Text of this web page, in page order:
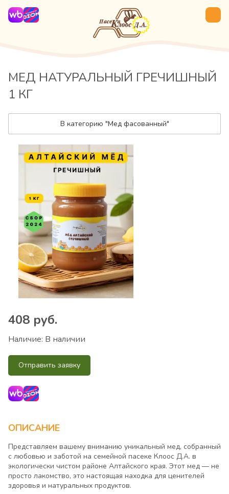
МЕД НАТУРАЛЬНЫЙ ГРЕЧИШНЫЙ
1 КГ
В категорию "Мед фасованный"
408 руб.
Наличие: В наличии
Отправить заявку
ОПИСАНИЕ
Представляем вашему вниманию уникальный мед, собранный
с любовью и заботой на семейной пасеке Клоос Д.А. в
экологически чистом районе Алтайского края. Этот мед — не
просто лакомство, это настоящая находка для ценителей
здоровья и натуральных продуктов.